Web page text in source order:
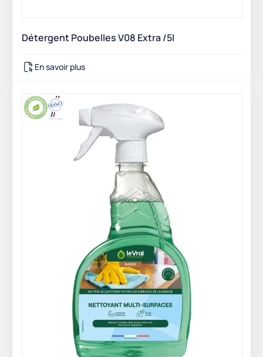
Détergent Poubelles V08 Extra /5l
En savoir plus